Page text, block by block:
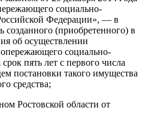
социально-
Федерации», — в
(приобретенного) в
об осуществлении
опережающего социально-
пять лет с первого числа
постановки такого имущества
средства;
Ростовской области от